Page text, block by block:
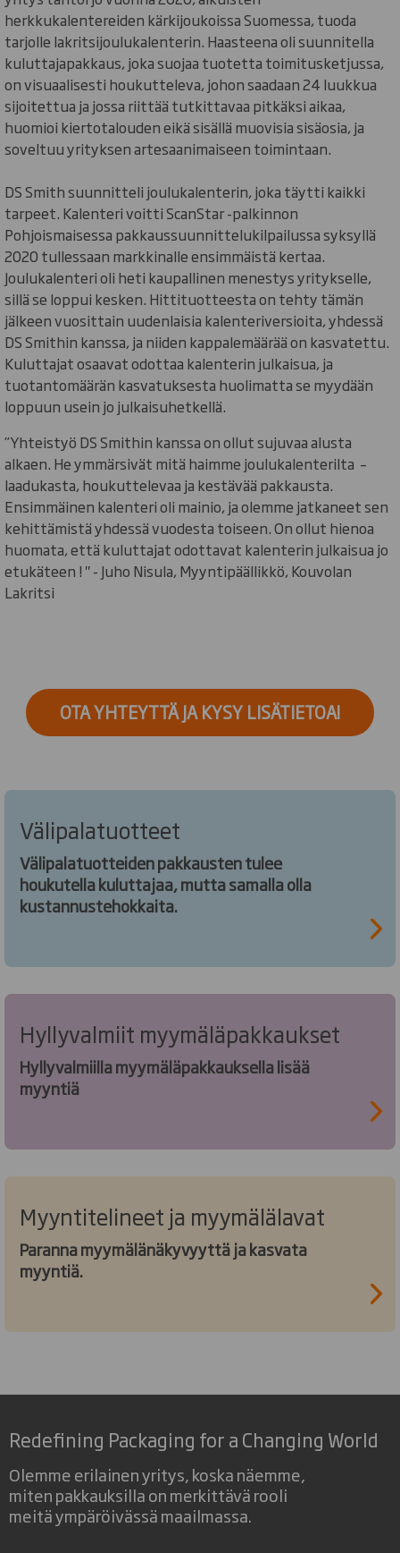
herkkukalentereiden kärkijoukoissa Suomessa, tuoda
tarjolle lakritsijoulukalenterin. Haasteena oli suunnitella
kuluttajapakkaus, joka suojaa tuotetta toimitusketjussa,
on visuaalisesti houkutteleva, johon saadaan 24 luukkua
sijoitettua ja jossa riittää tutkittavaa pitkäksi aikaa,
huomioi kiertotalouden eikä sisällä muovisia sisäosia, ja
soveltuu yrityksen artesaanimaiseen toimintaan.
DS Smith suunnitteli joulukalenterin, joka täytti kaikki
tarpeet. Kalenteri voitti ScanStar -palkinnon
Pohjoismaisessa pakkaussuunnittelukilpailussa syksyllä
2020 tullessaan markkinalle ensimmäistä kertaa.
Joulukalenteri oli heti kaupallinen menestys yritykselle,
sillä se loppui kesken. Hittituotteesta on tehty tämän
jälkeen vuosittain uudenlaisia kalenteriversioita, yhdessä
DS Smithin kanssa, ja niiden kappalemäärää on kasvatettu.
Kuluttajat osaavat odottaa kalenterin julkaisua, ja
tuotantomäärän kasvatuksesta huolimatta se myydään
loppuun usein jo julkaisuhetkellä.
”Yhteistyö DS Smithin kanssa on ollut sujuvaa alusta
alkaen. He ymmärsivät mitä haimme joulukalenterilta –
laadukasta, houkuttelevaa ja kestävää pakkausta.
Ensimmäinen kalenteri oli mainio, ja olemme jatkaneet sen
kehittämistä yhdessä vuodesta toiseen. On ollut hienoa
huomata, että kuluttajat odottavat kalenterin julkaisua jo
etukäteen ! " - Juho Nisula, Myyntipäällikkö, Kouvolan
Lakritsi
OTA YHTEYTTÄ JA KYSY LISÄTIETOA!
Välipalatuotteet
Välipalatuotteiden pakkausten tulee
houkutella kuluttajaa, mutta samalla olla
kustannustehokkaita.
Hyllyvalmiit myymäläpakkaukset
Hyllyvalmiilla myymäläpakkauksella lisää
myyntiä
Myyntitelineet ja myymälälavat
Paranna myymälänäkyvyyttä ja kasvata
myyntiä.
Redefining Packaging for a Changing World
Olemme erilainen yritys, koska näemme,
miten pakkauksilla on merkittävä rooli
meitä ympäröivässä maailmassa.